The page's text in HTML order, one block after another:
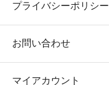
プライバシーポリシー
お問い合わせ
マイアカウント